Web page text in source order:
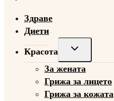
Здраве
Диети
Красота
Toggle
child
menu
За жената
Грижа за лицето
Грижа за кожата